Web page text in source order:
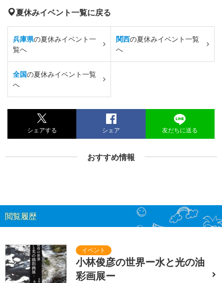
夏休みイベント一覧に戻る
兵庫県の夏休みイベント一
覧へ
関西の夏休みイベント一覧
へ
全国の夏休みイベント一覧
へ
シェアする シェア 友だちに送る
おすすめ情報
閲覧履歴
小林俊彦の世界ー水と光の油
彩画展ー